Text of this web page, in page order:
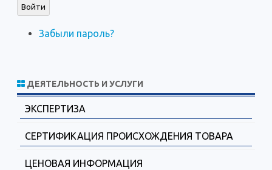
Войти
Забыли пароль?
ДЕЯТЕЛЬНОСТЬ И УСЛУГИ
ЭКСПЕРТИЗА
СЕРТИФИКАЦИЯ ПРОИСХОЖДЕНИЯ ТОВАРА
ЦЕНОВАЯ ИНФОРМАЦИЯ